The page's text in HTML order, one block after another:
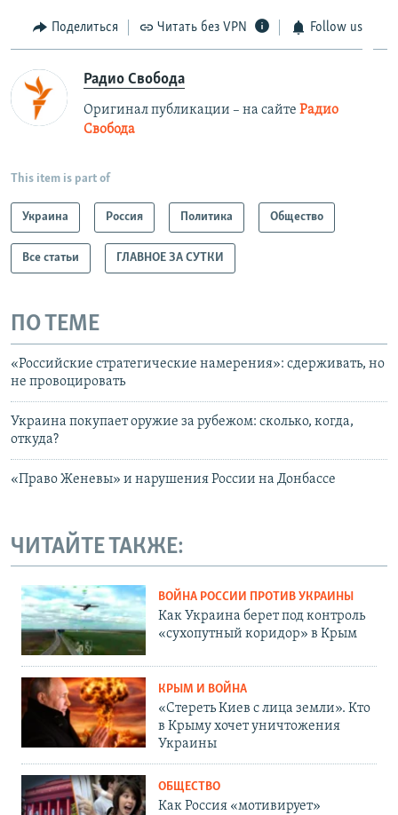
Поделиться Читать без VPN Follow us
Радио Свобода
Оригинал публикации – на сайте Радио
Свобода
This item is part of
Украина Россия Политика Общество
Все статьи ГЛАВНОЕ ЗА СУТКИ
ПО ТЕМЕ
«Российские стратегические намерения»: сдерживать, но
не провоцировать
Украина покупает оружие за рубежом: сколько, когда,
откуда?
«Право Женевы» и нарушения России на Донбассе
ЧИТАЙТЕ ТАКЖЕ:
ВОЙНА РОССИИ ПРОТИВ УКРАИНЫ
Как Украина берет под контроль
«сухопутный коридор» в Крым
КРЫМ И ВОЙНА
«Стереть Киев с лица земли». Кто
в Крыму хочет уничтожения
Украины
ОБЩЕСТВО
Как Россия «мотивирует»